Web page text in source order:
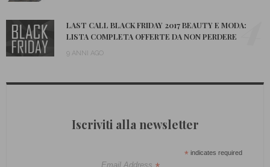
LAST CALL BLACK FRIDAY 2017 BEAUTY E MODA:
LISTA COMPLETA OFFERTE DA NON PERDERE
9 ANNI AGO
4
Iscriviti alla newsletter
* indicates required
Email Address